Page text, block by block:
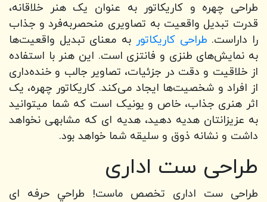
طراحی چهره و کاریکاتور به عنوان یک هنر خلاقانه،
قدرت تبدیل واقعیت به تصاویری منحصربه‌فرد و جذاب
را داراست. طراحی کاریکاتور به معنای تبدیل واقعیت‌ها
به نمایش‌های طنزی و فانتزی است. این هنر با استفاده
از خلاقیت و دقت در جزئیات، تصاویر جالب و خنده‌داری
از افراد و شخصیت‌ها ایجاد می‌کند. کاریکاتور چهره، یک
اثر هنری جذاب، خاص و یونیک است که شما میتوانید
به عزیزانتان هدیه دهید، هدیه ای که مشابهی نخواهد
داشت و نشانه ذوق و سلیقه شما خواهد بود.
طراحی ست اداری
طراحی ست اداری تخصص ماست! طراحي حرفه ای